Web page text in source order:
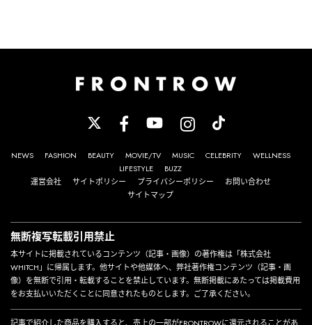
NEWS FASHION BEAUTY MOVIE/TV MUSIC CELEBRITY
WELLNESS
LIFESTYLE
BUZZ
運営会社
サイトポリシー プライバシーポリシー
お問い合わせ
サイトマップ
無断複写転載引用禁止
本サイトに掲載されているコンテンツ（記事・画像）の著作権は「株式会社
WHITCH」に帰属します。他サイトや他媒体へ、弊社著作権コンテンツ（記事・画
像）を無断で引用・転載することを禁止しています。無断掲載にあたっては掲載費用
をお支払いいただくことに同意されたものとします。ご了承ください。
記事で紹介した商品を購入すると、売上の一部がFRONTROWに還元されることがあ